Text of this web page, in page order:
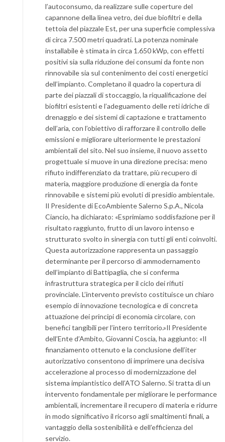
l’autoconsumo, da realizzare sulle coperture del
capannone della linea vetro, dei due biofiltri e della
tettoia del piazzale Est, per una superficie complessiva
di circa 7.500 metri quadrati. La potenza nominale
installabile è stimata in circa 1.650 kWp, con effetti
positivi sia sulla riduzione dei consumi da fonte non
rinnovabile sia sul contenimento dei costi energetici
dell’impianto. Completano il quadro la copertura di
parte dei piazzali di stoccaggio, la riqualificazione dei
biofiltri esistenti e l’adeguamento delle reti idriche di
drenaggio e dei sistemi di captazione e trattamento
dell’aria, con l’obiettivo di rafforzare il controllo delle
emissioni e migliorare ulteriormente le prestazioni
ambientali del sito. Nel suo insieme, il nuovo assetto
progettuale si muove in una direzione precisa: meno
rifiuto indifferenziato da trattare, più recupero di
materia, maggiore produzione di energia da fonte
rinnovabile e sistemi più evoluti di presidio ambientale.
Il Presidente di EcoAmbiente Salerno S.p.A., Nicola
Ciancio, ha dichiarato: «Esprimiamo soddisfazione per il
risultato raggiunto, frutto di un lavoro intenso e
strutturato svolto in sinergia con tutti gli enti coinvolti.
Questa autorizzazione rappresenta un passaggio
determinante per il percorso di ammodernamento
dell’impianto di Battipaglia, che si conferma
infrastruttura strategica per il ciclo dei rifiuti
provinciale. L’intervento previsto costituisce un chiaro
esempio di innovazione tecnologica e di concreta
attuazione dei principi di economia circolare, con
benefici tangibili per l’intero territorio.»Il Presidente
dell’Ente d’Ambito, Giovanni Coscia, ha aggiunto: «Il
finanziamento ottenuto e la conclusione dell’iter
autorizzativo consentono di imprimere una decisiva
accelerazione al processo di modernizzazione del
sistema impiantistico dell’ATO Salerno. Si tratta di un
intervento fondamentale per migliorare le performance
ambientali, incrementare il recupero di materia e ridurre
in modo significativo il ricorso agli smaltimenti finali, a
vantaggio della sostenibilità e dell’efficienza del
servizio.